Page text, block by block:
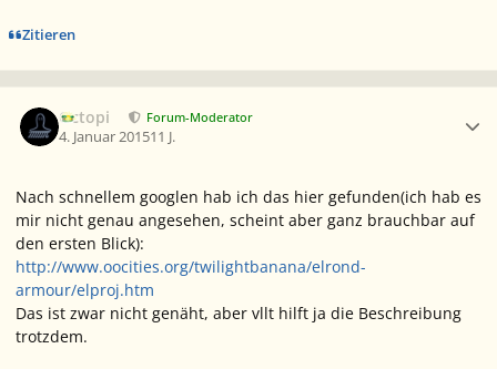
Zitieren
Octopi Forum-Moderator
4. Januar 201511 J.
Nach schnellem googlen hab ich das hier gefunden(ich hab es
mir nicht genau angesehen, scheint aber ganz brauchbar auf
den ersten Blick):
http://www.oocities.org/twilightbanana/elrond-
armour/elproj.htm
Das ist zwar nicht genäht, aber vllt hilft ja die Beschreibung
trotzdem.